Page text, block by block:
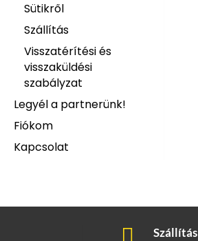
Sütikről
Szállítás
Visszatérítési és
visszaküldési
szabályzat
Legyél a partnerünk!
Fiókom
Kapcsolat
Szállítás